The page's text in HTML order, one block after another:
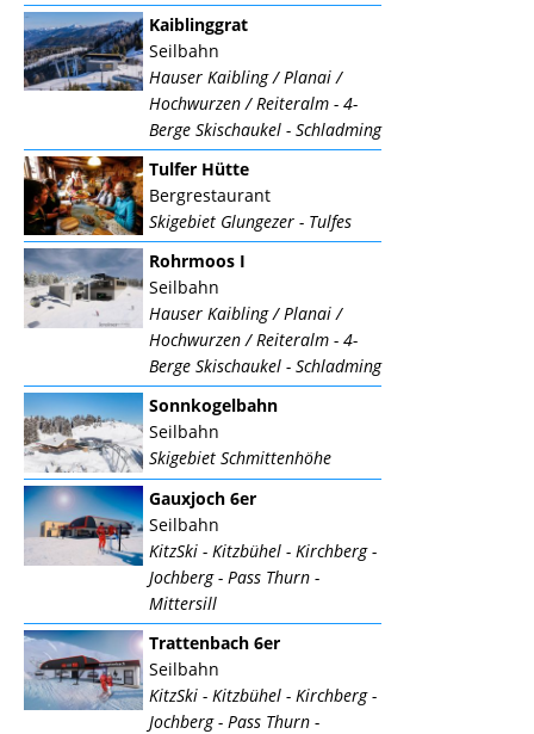
Kaiblinggrat
Seilbahn
Hauser Kaibling / Planai /
Hochwurzen / Reiteralm - 4-
Berge Skischaukel - Schladming
Tulfer Hütte
Bergrestaurant
Skigebiet Glungezer - Tulfes
Rohrmoos I
Seilbahn
Hauser Kaibling / Planai /
Hochwurzen / Reiteralm - 4-
Berge Skischaukel - Schladming
Sonnkogelbahn
Seilbahn
Skigebiet Schmittenhöhe
Gauxjoch 6er
Seilbahn
KitzSki - Kitzbühel - Kirchberg -
Jochberg - Pass Thurn -
Mittersill
Trattenbach 6er
Seilbahn
KitzSki - Kitzbühel - Kirchberg -
Jochberg - Pass Thurn -